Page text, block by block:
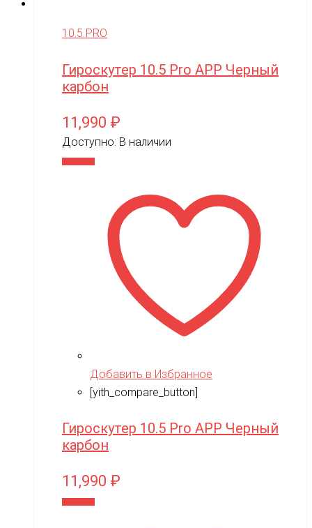
10.5 PRO
Гироскутер 10.5 Pro APP Черный
карбон
11,990 ₽
Доступно: В наличии
Добавить в Избранное
[yith_compare_button]
Гироскутер 10.5 Pro APP Черный
карбон
11,990 ₽